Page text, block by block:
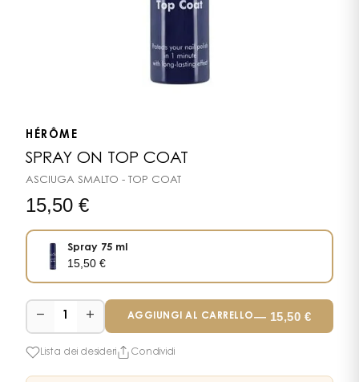
HÉRÔME
SPRAY ON TOP COAT
ASCIUGA SMALTO - TOP COAT
15,50 €
Spray 75 ml
15,50€
− 1 + AGGIUNGI AL CARRELLO— 15,50 €
Lista dei desideri Condividi